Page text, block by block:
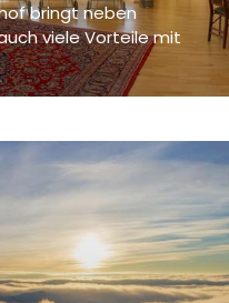
bringt neben
viele Vorteile mit